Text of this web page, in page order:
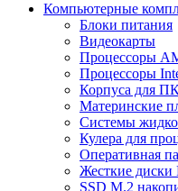
Компьютерные
Блоки питания
Видеокарты
Процессоры
Процессоры
Корпуса для
Материнские
Системы
Кулера для
Оперативная
Жесткие диски
SSD M.2